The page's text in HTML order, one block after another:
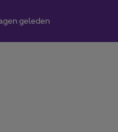
geleden